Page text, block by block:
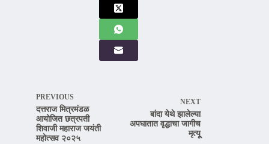
PREVIOUS
दत्तराज मित्रमंडळ
आयोजित छत्रपती
शिवाजी महाराज जयंती
महोत्सव २०२५
NEXT
बांदा येथे झालेल्या
अपघातात वृद्धाचा जागीच
मृत्यू